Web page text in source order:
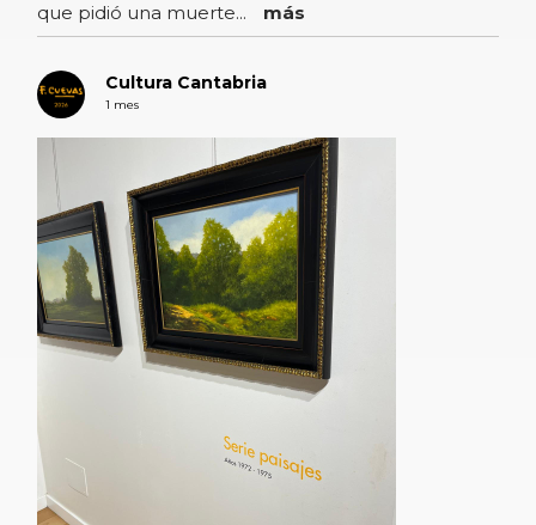
que pidió una muerte...
más
Cultura Cantabria
1 mes